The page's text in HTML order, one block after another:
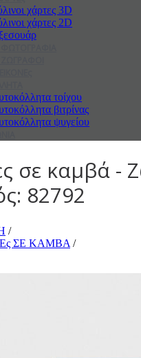
χάρτες 3D
χάρτες 2D
τοίχου
βιτρίνας
ψυγείου
σε καμβά -
82792
/
ΣΕ ΚΑΜΒΑ /